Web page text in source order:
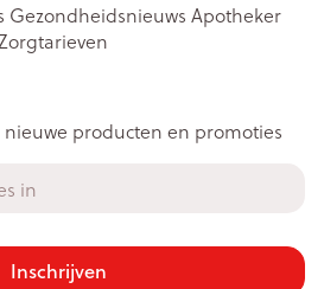
Gezondheidsnieuws Apotheker
producten en promoties
Inschrijven